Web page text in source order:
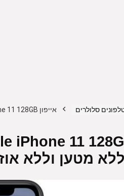
סלולרים אייפון Apple iPhone 11 128GB צבע שחור – שנה אחריות יבואן רשמי – ללא מטען וללא אוזניות
ללא מטען וללא